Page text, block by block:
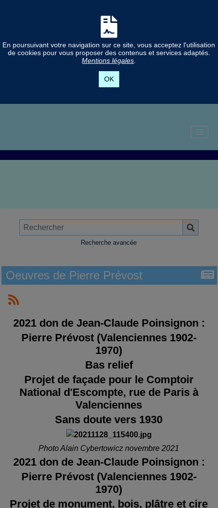
En poursuivant votre navigation sur ce site, vous acceptez l'utilisation
de cookies pour vous proposer des contenus et services adaptés.
Mentions légales
OK
Recherche avancée
Oeuvres de Pierre Prévost
2021 don de Jean-Claude Poinsignon :
Pierre Prévost (Valenciennes 1902-
1970)
Bas relief
Projet de façade pour le Comptoir
National d'Escompte, rue de Paris à
Valenciennes
Sans doute vers 1930
Photo Alain Cybertowicz novembre 2021
2021 don de Jean-Claude Poinsignon :
Pierre Prévost (Valenciennes 1902-
1970)
Projet de monument, bois, plâtre et cire